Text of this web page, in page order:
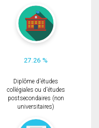
27.26 %
Diplôme d'études
collégiales ou d'études
postsecondaires (non
universitaires)